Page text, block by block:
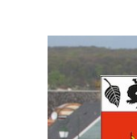
contenu